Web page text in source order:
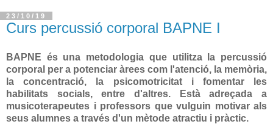
23/10/19
Curs percussió corporal BAPNE I
BAPNE és una metodologia que utilitza la percussió
corporal per a potenciar àrees com l'atenció, la memòria,
la concentració, la psicomotricitat i fomentar les
habilitats socials, entre d'altres. Està adreçada a
musicoterapeutes i professors que vulguin motivar als
seus alumnes a través d'un mètode atractiu i pràctic.